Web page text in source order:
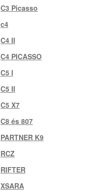
C3 Picasso
c4
C4 II
C4 PICASSO
C5 I
C5 II
C5 X7
C8 és 807
PARTNER K9
RCZ
RIFTER
XSARA